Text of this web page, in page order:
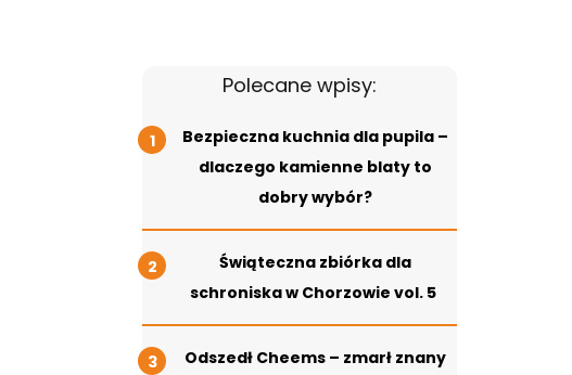
Polecane wpisy:
Bezpieczna kuchnia dla pupila –
dlaczego kamienne blaty to
dobry wybór?
Świąteczna zbiórka dla
schroniska w Chorzowie vol. 5
Odszedł Cheems – zmarł znany